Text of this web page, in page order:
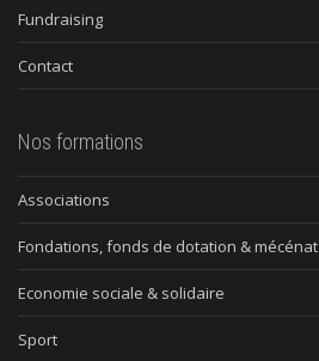
Fundraising
Contact
Nos formations
Associations
Fondations, fonds de dotation & mécénat
Economie sociale & solidaire
Sport